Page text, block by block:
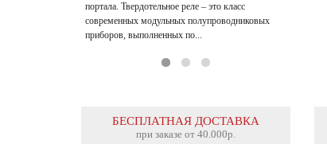
портала. Твердотельное реле – это класс
современных модульных полупроводниковых
приборов, выполненных по...
БЕСПЛАТНАЯ ДОСТАВКА
при заказе от 40.000р.